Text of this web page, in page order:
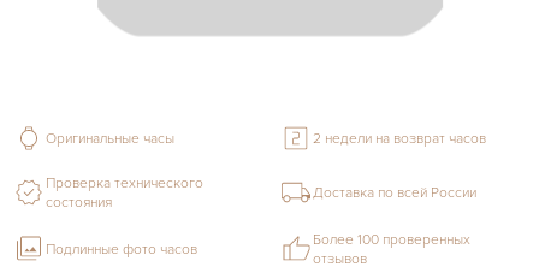
Оригинальные часы 2 недели на возврат часов
Проверка технического
состояния
Доставка по всей России
Подлинные фото часов
Более 100 проверенных
отзывов